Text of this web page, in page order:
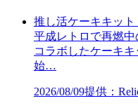
推し活ケーキキット
平成レトロで再燃
コラボしたケーキ
始…
2026/08/09提供：